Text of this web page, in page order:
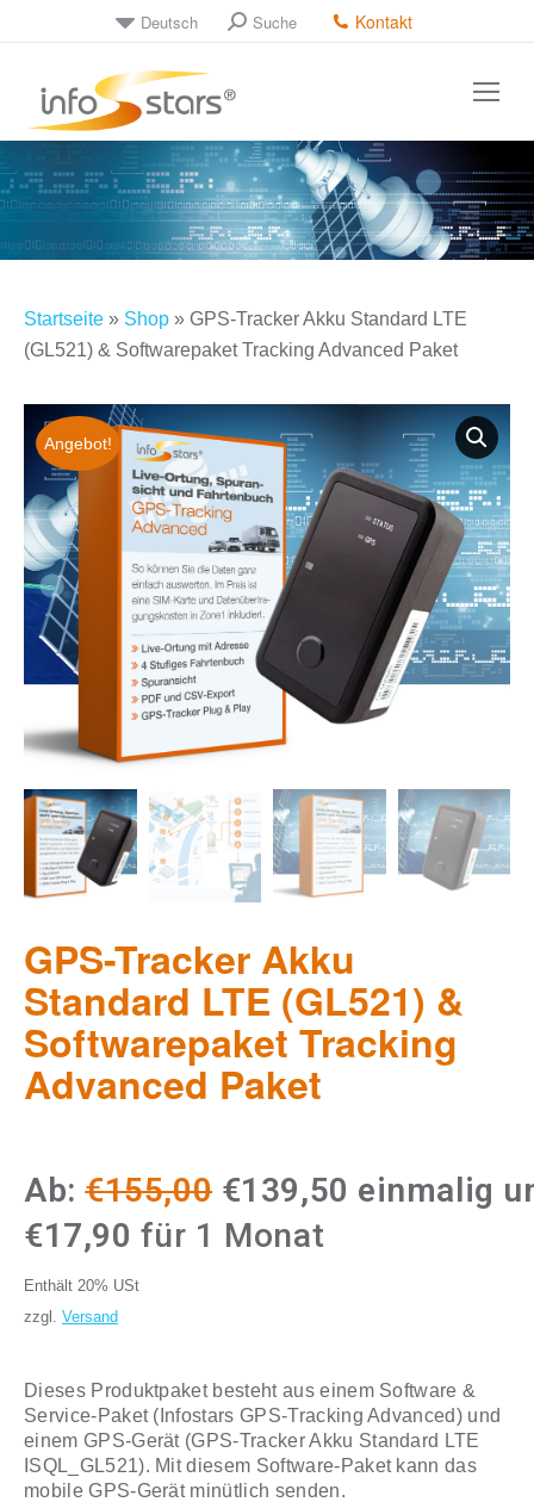
Deutsch Search:Suche Kontakt
Startseite » Shop » GPS-Tracker Akku Standard LTE
(GL521) & Softwarepaket Tracking Advanced Paket
Angebot!
GPS-Tracker Akku
Standard LTE (GL521) &
Softwarepaket Tracking
Advanced Paket
Ab:€155,00 Ursprünglicher
Preis
€139,50 Aktueller
einmalig
€17,90 für 1 Monat
Enthält 20% USt
zzgl. Versand
Dieses Produktpaket besteht aus einem Software &
Service-Paket (Infostars GPS-Tracking Advanced) und
einem GPS-Gerät (GPS-Tracker Akku Standard LTE
ISQL_GL521). Mit diesem Software-Paket kann das
mobile GPS-Gerät minütlich senden.